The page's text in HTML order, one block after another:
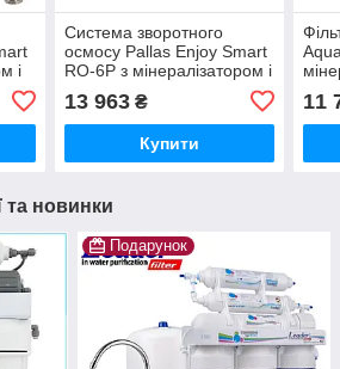
і
Система зворотного
осмосу Pallas Enjoy Smart
RO-6P з мінералізатором і
13 963₴
Купити
11
та новинки
Подарунок